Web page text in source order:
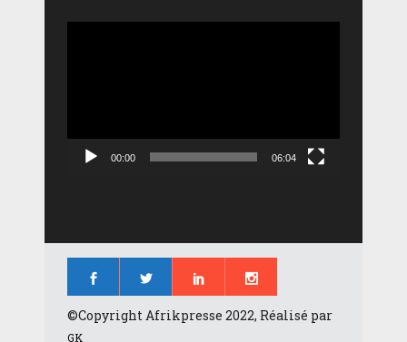
00:00 06:04
©Copyright Afrikpresse 2022, Réalisé par
GK